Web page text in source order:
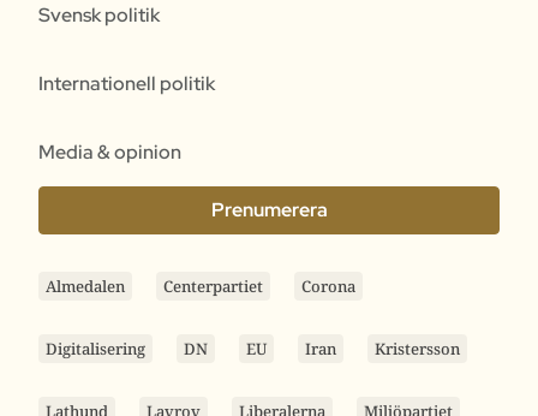
Svensk politik
Internationell politik
Media & opinion
Prenumerera
Almedalen Centerpartiet Corona
Digitalisering DN EU Iran Kristersson
Lathund Lavrov Liberalerna Miljöpartiet